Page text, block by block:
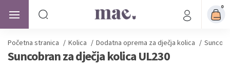
0
Početna stranica / Kolica / Dodatna oprema za dječja kolica /
Suncobran za dječja kolica UL230